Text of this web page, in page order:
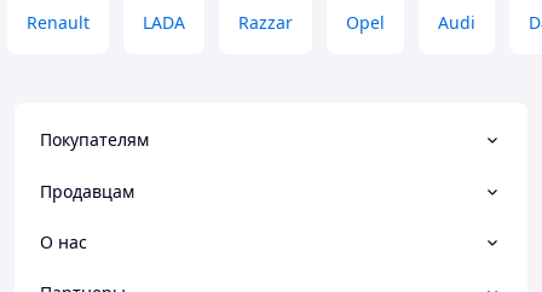
Renault LADA Razzar Opel Audi
Покупателям
Продавцам
О нас